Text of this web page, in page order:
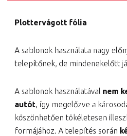
Plottervágott fólia
A sablonok használata nagy
telepítőnek, de mindenekelőtt
A sablonok használatával nem
autót, így megelőzve a
köszönhetően tökéletesen
formájához. A telepítés során